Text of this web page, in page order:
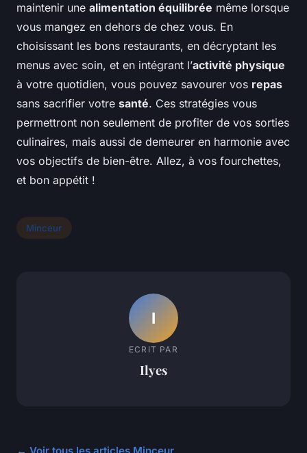
maintenir une alimentation équilibrée même lorsque
vous mangez en dehors de chez vous. En
choisissant les bons restaurants, en décryptant les
menus avec soin, et en intégrant l’activité physique
à votre quotidien, vous pouvez savourer vos repas
sans sacrifier votre santé. Ces stratégies vous
permettront non seulement de profiter de vos sorties
culinaires, mais aussi de demeurer en harmonie avec
vos objectifs de bien-être. Allez, à vos fourchettes,
et bon appétit !
Minceur
I
ECRIT PAR
Ilyes